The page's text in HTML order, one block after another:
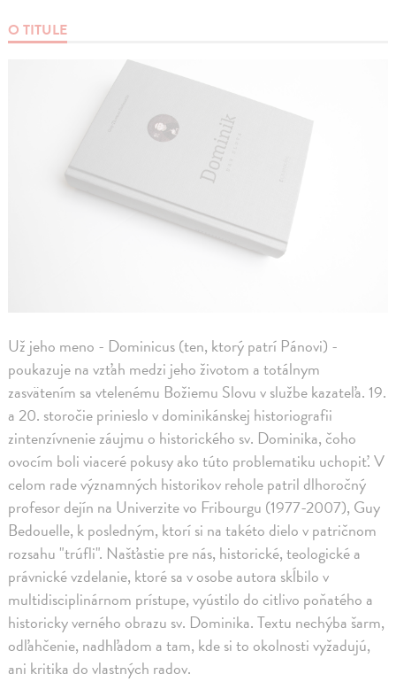
O TITULE
Už jeho meno - Dominicus (ten, ktorý patrí Pánovi) -
poukazuje na vzťah medzi jeho životom a totálnym
zasvätením sa vtelenému Božiemu Slovu v službe kazateľa. 19.
a 20. storočie prinieslo v dominikánskej historiografii
zintenzívnenie záujmu o historického sv. Dominika, čoho
ovocím boli viaceré pokusy ako túto problematiku uchopiť. V
celom rade významných historikov rehole patril dlhoročný
profesor dejín na Univerzite vo Fribourgu (1977-2007), Guy
Bedouelle, k posledným, ktorí si na takéto dielo v patričnom
rozsahu "trúfli". Našťastie pre nás, historické, teologické a
právnické vzdelanie, ktoré sa v osobe autora skĺbilo v
multidisciplinárnom prístupe, vyústilo do citlivo poňatého a
historicky verného obrazu sv. Dominika. Textu nechýba šarm,
odľahčenie, nadhľadom a tam, kde si to okolnosti vyžadujú,
ani kritika do vlastných radov.